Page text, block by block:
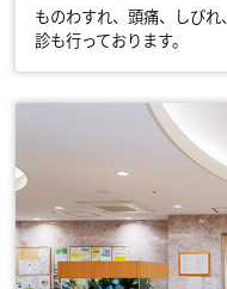
ものわすれ、頭痛、しび
診も行っております。